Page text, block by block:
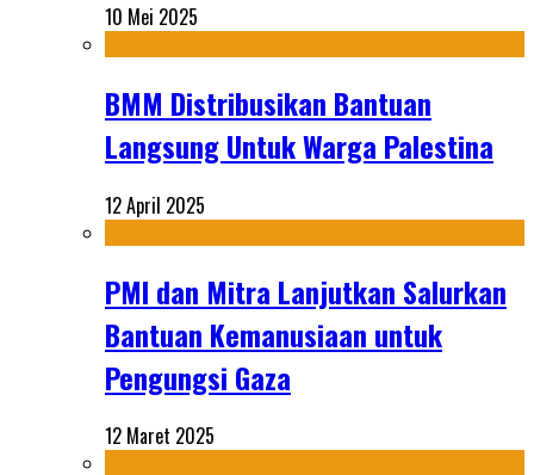
10 Mei 2025
BMM Distribusikan Bantuan
Langsung Untuk Warga Palestina
12 April 2025
PMI dan Mitra Lanjutkan Salurkan
Bantuan Kemanusiaan untuk
Pengungsi Gaza
12 Maret 2025